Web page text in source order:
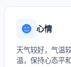
心情
天气较好，气温
温，保持心态平